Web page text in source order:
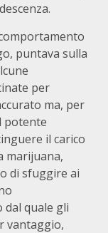
puntava sulla
per
ma, per
potente
il carico
marijuana,
di sfuggire ai
dal quale gli
vantaggio,